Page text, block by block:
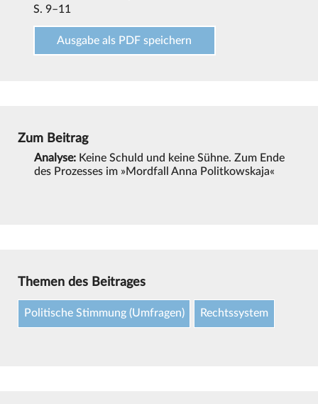
S. 9–11
Ausgabe als PDF speichern
Zum Beitrag
Analyse: Keine Schuld und keine Sühne. Zum Ende
des Prozesses im »Mordfall Anna Politkowskaja«
Themen des Beitrages
Politische Stimmung (Umfragen) Rechtssystem